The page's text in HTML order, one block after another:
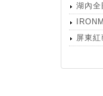
湖內
屏東